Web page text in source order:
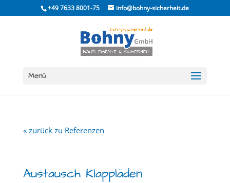
to
+49 7633 8001-75 info@bohny-sicherheit.de
Menü
« zurück zu Referenzen
Austausch Klappläden